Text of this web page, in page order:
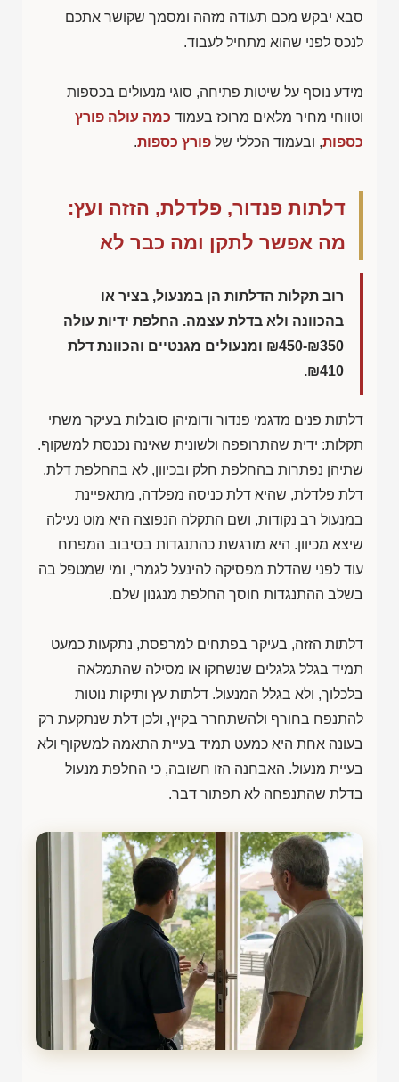
סבא יבקש מכם תעודה מזהה ומסמך שקושר אתכם
לנכס לפני שהוא מתחיל לעבוד.
מידע נוסף על שיטות פתיחה, סוגי מנעולים בכספות
וטווחי מחיר מלאים מרוכז בעמוד כמה עולה פורץ
כספות, ובעמוד הכללי של פורץ כספות.
דלתות פנדור, פלדלת, הזזה ועץ:
מה אפשר לתקן ומה כבר לא
רוב תקלות הדלתות הן במנעול, בציר או
בהכוונה ולא בדלת עצמה. החלפת ידיות עולה
₪450-₪350 ומנעולים מגנטיים והכוונת דלת
₪410
.
דלתות פנים מדגמי פנדור ודומיהן סובלות בעיקר משתי
תקלות: ידית שהתרופפה ולשונית שאינה נכנסת למשקוף.
שתיהן נפתרות בהחלפת חלק ובכיוון, לא בהחלפת דלת.
דלת פלדלת, שהיא דלת כניסה מפלדה, מתאפיינת
במנעול רב נקודות, ושם התקלה הנפוצה היא מוט נעילה
שיצא מכיוון. היא מורגשת כהתנגדות בסיבוב המפתח
עוד לפני שהדלת מפסיקה להינעל לגמרי, ומי שמטפל בה
בשלב ההתנגדות חוסך החלפת מנגנון שלם.
דלתות הזזה, בעיקר בפתחים למרפסת, נתקעות כמעט
תמיד בגלל גלגלים שנשחקו או מסילה שהתמלאה
בלכלוך, ולא בגלל המנעול. דלתות עץ ותיקות נוטות
להתנפח בחורף ולהשתחרר בקיץ, ולכן דלת שנתקעת רק
בעונה אחת היא כמעט תמיד בעיית התאמה למשקוף ולא
בעיית מנעול. האבחנה הזו חשובה, כי החלפת מנעול
בדלת שהתנפחה לא תפתור דבר.